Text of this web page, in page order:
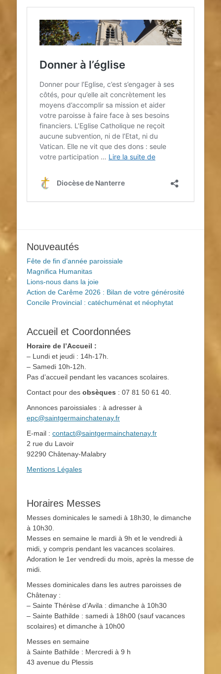
Nouveautés
Fête de fin d’année paroissiale
Magnifica Humanitas
Lions-nous dans la joie
Action de Carême 2026 : Bilan de votre générosité
Concile Provincial : catéchuménat et néophytat
Accueil et Coordonnées
Horaire de l’Accueil :
– Lundi et jeudi : 14h-17h.
– Samedi 10h-12h.
Pas d’accueil pendant les vacances scolaires.
Contact pour des obsèques : 07 81 50 61 40.
Annonces paroissiales : à adresser à
epc@saintgermainchatenay.fr
E-mail : contact@saintgermainchatenay.fr
2 rue du Lavoir
92290 Châtenay-Malabry
Mentions Légales
Horaires Messes
Messes dominicales le samedi à 18h30, le dimanche
à 10h30.
Messes en semaine le mardi à 9h et le vendredi à
midi, y compris pendant les vacances scolaires.
Adoration le 1er vendredi du mois, après la messe de
midi.
Messes dominicales dans les autres paroisses de
Châtenay :
– Sainte Thérèse d’Avila : dimanche à 10h30
– Sainte Bathilde : samedi à 18h00 (sauf vacances
scolaires) et dimanche à 10h00
Messes en semaine
à Sainte Bathilde : Mercredi à 9 h
43 avenue du Plessis